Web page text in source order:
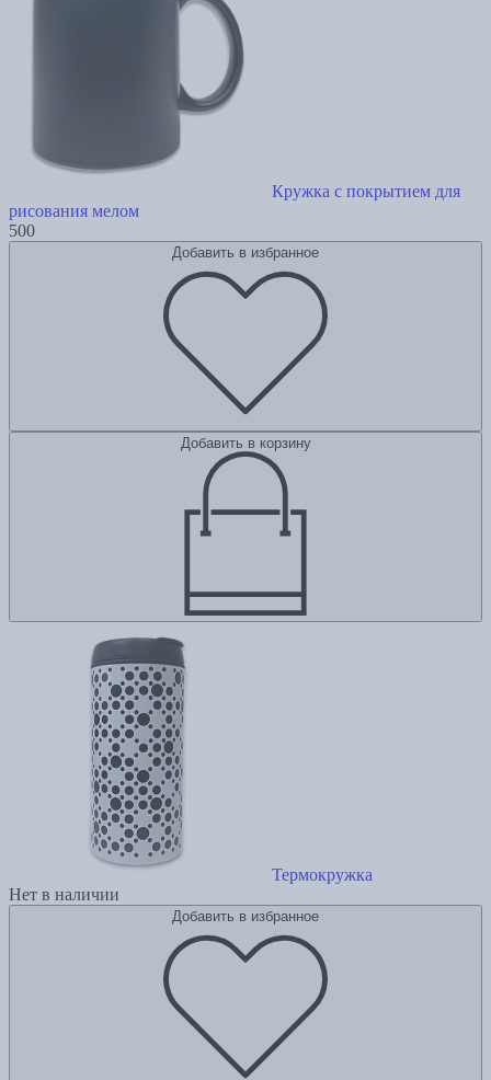
Кружка с покрытием для
рисования мелом
500
Добавить в избранное
Добавить в корзину
Термокружка
Нет в наличии
Добавить в избранное